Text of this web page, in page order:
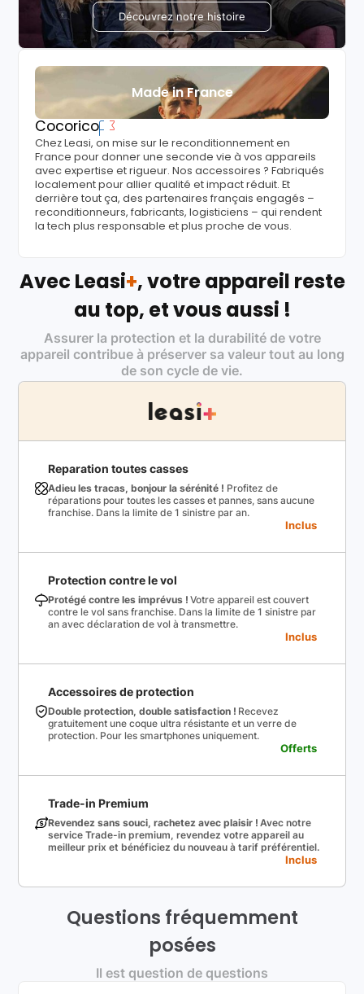
Découvrez notre histoire
Made in France
Cocorico
Chez Leasi, on mise sur le reconditionnement en
France pour donner une seconde vie à vos appareils
avec expertise et rigueur. Nos accessoires ? Fabriqués
localement pour allier qualité et impact réduit. Et
derrière tout ça, des partenaires français engagés –
reconditionneurs, fabricants, logisticiens – qui rendent
la tech plus responsable et plus proche de vous.
Avec Leasi+, votre appareil reste
au top, et vous aussi !
Assurer la protection et la durabilité de votre
appareil contribue à préserver sa valeur tout au long
de son cycle de vie.
Reparation toutes casses
Adieu les tracas, bonjour la sérénité ! Profitez de
réparations pour toutes les casses et pannes, sans aucune
franchise. Dans la limite de 1 sinistre par an.
Inclus
Protection contre le vol
Protégé contre les imprévus ! Votre appareil est couvert
contre le vol sans franchise. Dans la limite de 1 sinistre par
an avec déclaration de vol à transmettre.
Inclus
Accessoires de protection
Double protection, double satisfaction ! Recevez
gratuitement une coque ultra résistante et un verre de
protection. Pour les smartphones uniquement.
Offerts
Trade-in Premium
Revendez sans souci, rachetez avec plaisir ! Avec notre
service Trade-in premium, revendez votre appareil au
meilleur prix et bénéficiez du nouveau à tarif préférentiel.
Inclus
Questions fréquemment
posées
Il est question de questions